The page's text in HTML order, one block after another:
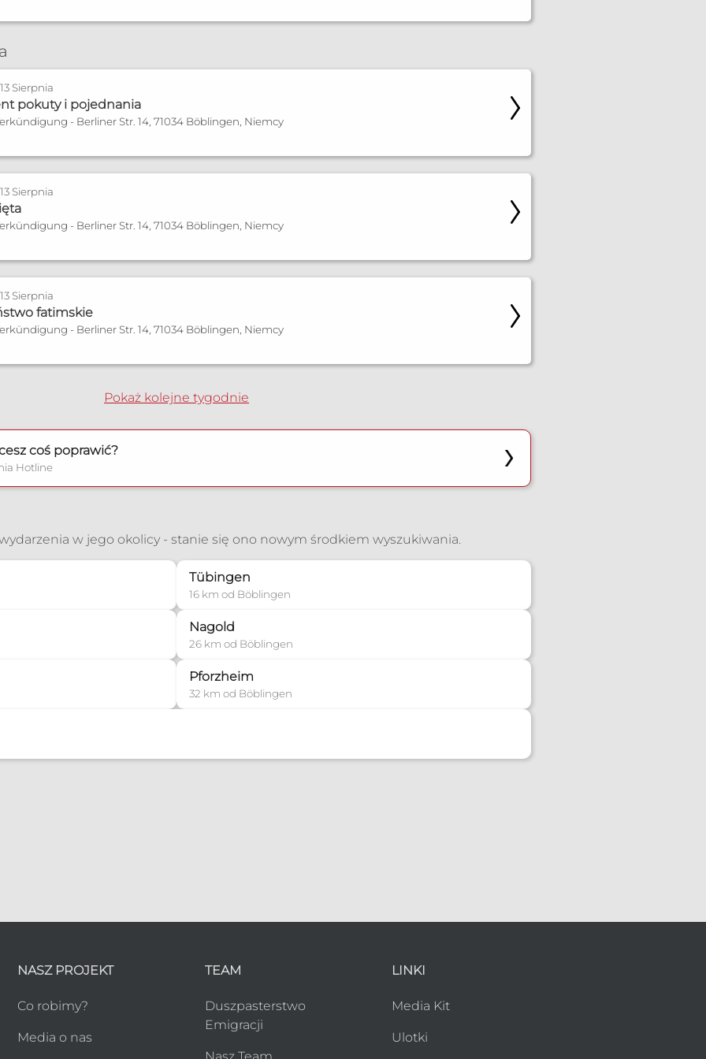
płodności
płodności
płodności
Sierpnia
pokuty i pojednania
- Berliner Str. 14, 71034 Böblingen, Niemcy
Sierpnia
- Berliner Str. 14, 71034 Böblingen, Niemcy
Sierpnia
fatimskie
- Berliner Str. 14, 71034 Böblingen, Niemcy
Pokaż kolejne tygodnie
coś poprawić?
Hotline
w jego okolicy - stanie się ono nowym środkiem wyszukiwania.
Tübingen
16 km od Böblingen
Nagold
26 km od Böblingen
Pforzheim
32 km od Böblingen
NASZ PROJEKT
Co robimy?
Media o nas
TEAM
Duszpasterstwo
Emigracji
LINKI
Media Kit
Ulotki